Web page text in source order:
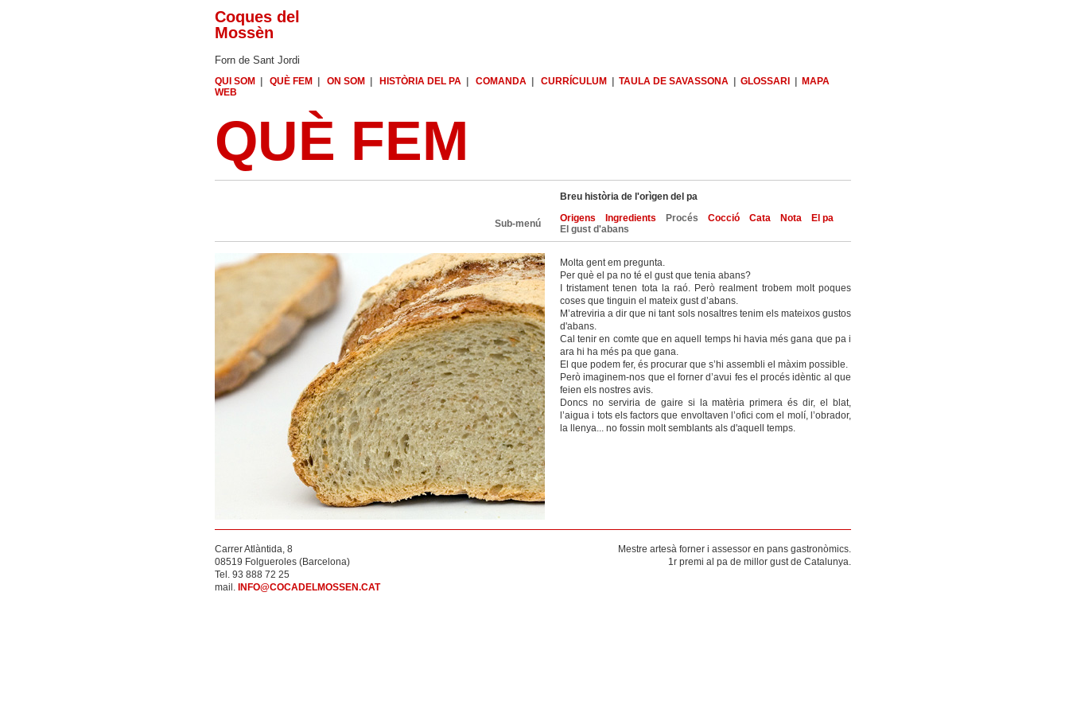
Coques del
Mossèn
Forn de Sant Jordi
QUI SOM QUÈ FEM ON SOM HISTÒRIA DEL PA COMANDA CURRÍCULUM TAULA DE SAVASSONA GLOSSARI
MAPA
WEB
QUÈ FEM
Breu història de l'orìgen del pa
Sub-menú Origens Ingredients Procés Cocció Cata Nota
El pa
El gust d'abans
Molta gent em pregunta.
Per què el pa no té el gust que tenia abans?
I tristament tenen tota la raó. Però realment trobem molt poques
coses que tinguin el mateix gust d’abans.
M’atreviria a dir que ni tant sols nosaltres tenim els mateixos gustos
d'abans.
Cal tenir en comte que en aquell temps hi havia més gana que pa i
ara hi ha més pa que gana.
El que podem fer, és procurar que s’hi assembli el màxim possible.
Però imaginem-nos que el forner d’avui fes el procés idèntic al que
feien els nostres avis.
Doncs no serviria de gaire si la matèria primera és dir, el blat,
l’aigua i tots els factors que envoltaven l’ofici com el molí, l’obrador,
la llenya... no fossin molt semblants als d'aquell temps.
Carrer Atlàntida, 8
08519 Folgueroles (Barcelona)
Tel. 93 888 72 25
mail. INFO@COCADELMOSSEN.CAT
Mestre artesà forner i assessor en pans gastronòmics.
1r premi al pa de millor gust de Catalunya.